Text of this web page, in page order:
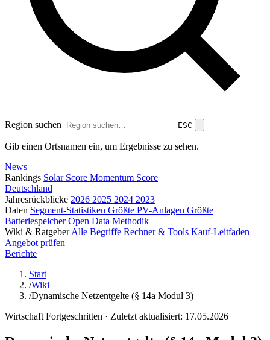
Region suchen ESC
Gib einen Ortsnamen ein, um Ergebnisse zu sehen.
News
Rankings Solar Score Momentum Score
Deutschland
Jahresrückblicke 2026 2025 2024 2023
Daten Segment-Statistiken Größte PV-Anlagen Größte
BatteriespeicherOpen Data Methodik
Wiki & Ratgeber Alle Begriffe Rechner & Tools Kauf-Leitfaden
Angebot prüfen
Berichte
Start
/Wiki
/Dynamische Netzentgelte (§ 14a Modul 3)
Wirtschaft Fortgeschritten · Zuletzt aktualisiert: 17.05.2026